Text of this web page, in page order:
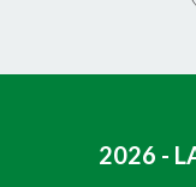
2026 -